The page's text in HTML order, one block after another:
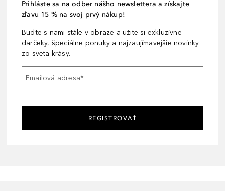
Prihláste sa na odber nášho newslettera a získajte
zľavu 15 % na svoj prvý nákup!
Buďte s nami stále v obraze a užite si exkluzívne
darčeky, špeciálne ponuky a najzaujímavejšie novinky
zo sveta krásy.
Emailová adresa*
REGISTROVAŤ